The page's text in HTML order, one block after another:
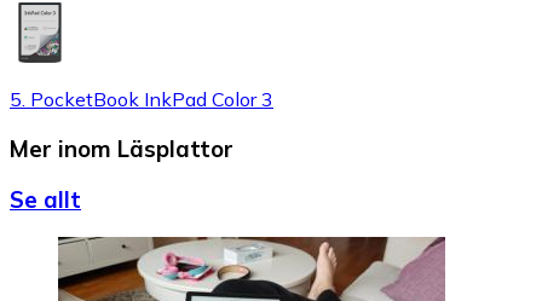
5. PocketBook InkPad Color 3
Mer inom Läsplattor
Se allt